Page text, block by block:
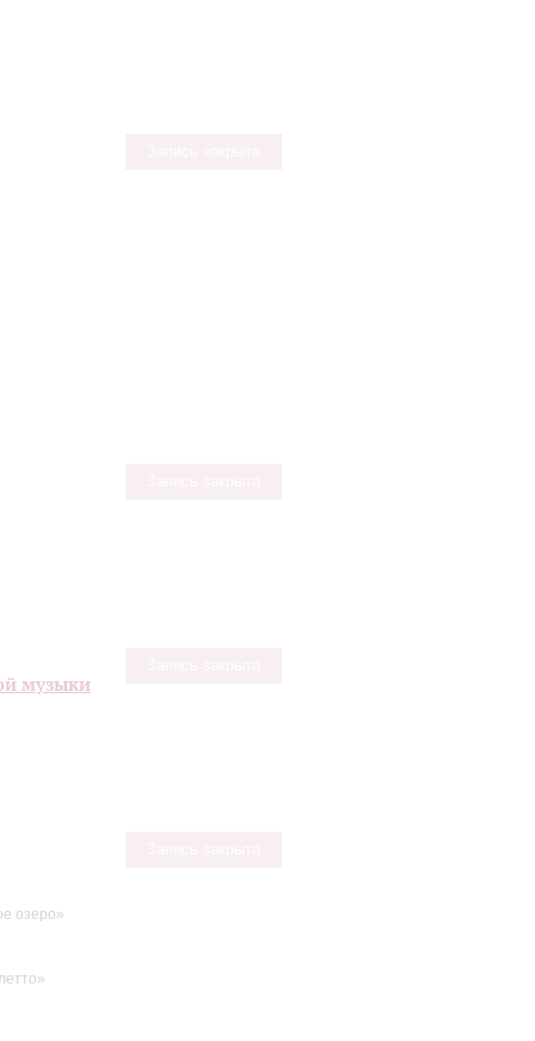
музыки
озеро»